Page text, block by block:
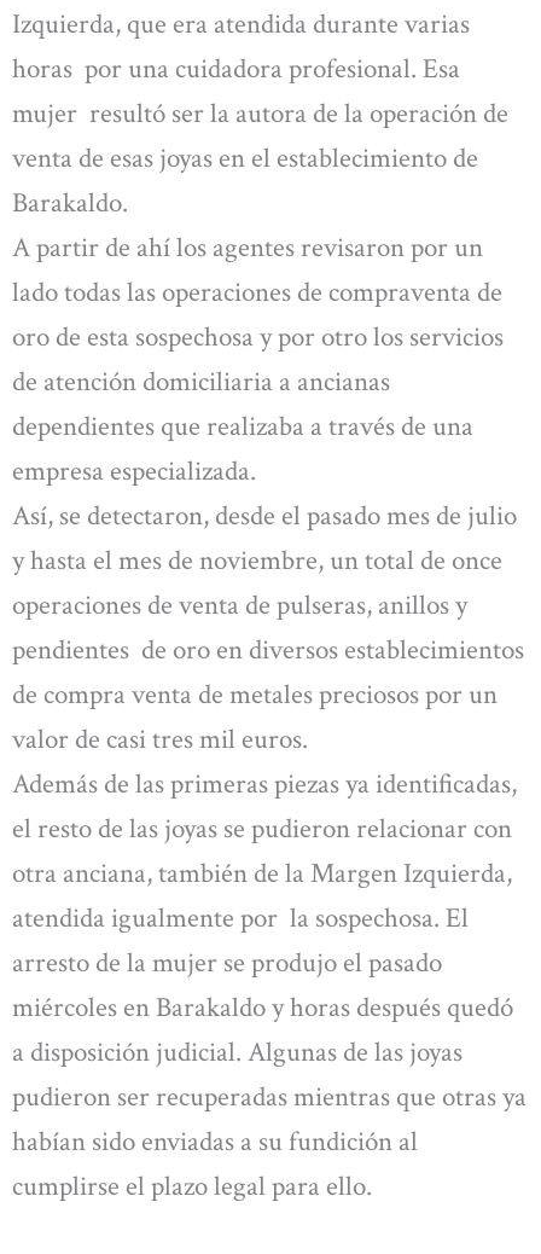
Izquierda, que era atendida durante varias
horas por una cuidadora profesional. Esa
mujer resultó ser la autora de la operación de
venta de esas joyas en el establecimiento de
Barakaldo.
A partir de ahí los agentes revisaron por un
lado todas las operaciones de compraventa de
oro de esta sospechosa y por otro los servicios
de atención domiciliaria a ancianas
dependientes que realizaba a través de una
empresa especializada.
Así, se detectaron, desde el pasado mes de julio
y hasta el mes de noviembre, un total de once
operaciones de venta de pulseras, anillos y
pendientes de oro en diversos establecimientos
de compra venta de metales preciosos por un
valor de casi tres mil euros.
Además de las primeras piezas ya identificadas,
el resto de las joyas se pudieron relacionar con
otra anciana, también de la Margen Izquierda,
atendida igualmente por la sospechosa. El
arresto de la mujer se produjo el pasado
miércoles en Barakaldo y horas después quedó
a disposición judicial. Algunas de las joyas
pudieron ser recuperadas mientras que otras ya
habían sido enviadas a su fundición al
cumplirse el plazo legal para ello.